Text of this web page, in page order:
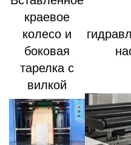
краевое
колесо и
боковая
тарелка с
вилкой